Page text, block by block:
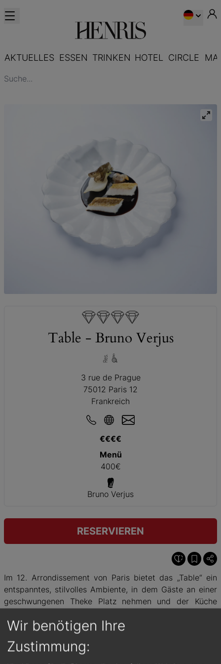
AKTUELLES ESSEN TRINKEN HOTEL CIRCLE
Table - Bruno Verjus
3 rue de Prague
75012 Paris 12
Frankreich
€€€€
Menü
400€
Bruno Verjus
RESERVIEREN
Im 12. Arrondissement von Paris bietet das „Table“ ein
entspanntes, stilvolles Ambiente, in dem Gäste an einer
geschwungenen Theke Platz nehmen und der Küche
exzellente Zutaten und eine puristische Zubereitung, die
die Qualität der Produkte in den Mittelpunkt stellt. Der
Service ist aufmerksam und kompetent, mit fundierten
Wir benötigen Ihre
Zustimmung: